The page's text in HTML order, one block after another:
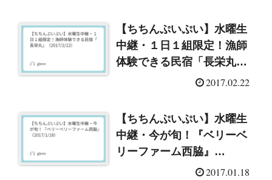
【ちちんぷいぷい】水曜生
中継・１日１組限定！漁師
体験できる民宿「長栄丸」
2017.02.22
【ちちんぷいぷい】水曜生
中継・今が旬！『ベリーベ
リーファーム西脇』
2017.01.18